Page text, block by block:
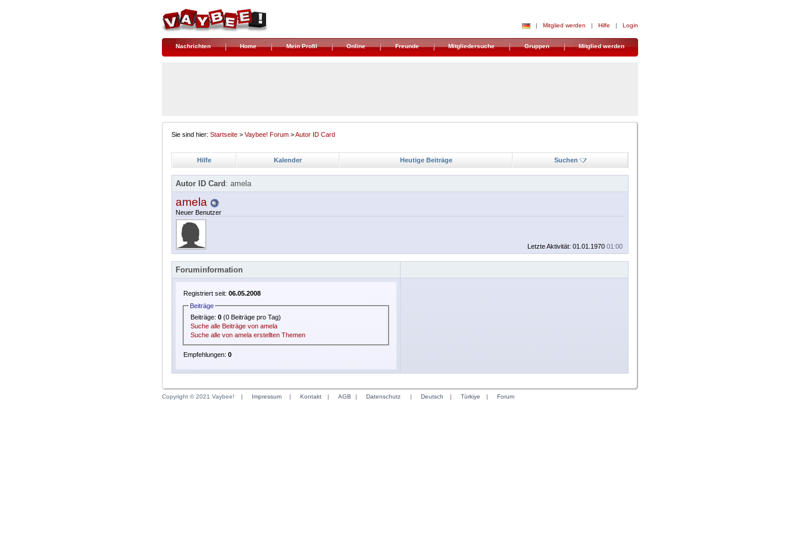
| Mitglied werden | Hilfe | Login
Nachrichten Home Mein Profil Online Freunde Mitgliedersuche Gruppen Mitglied werden
Sie sind hier: Startseite > Vaybee! Forum >Autor ID Card
Hilfe Kalender Heutige Beiträge Suchen
Autor ID Card : amela
amela
Neuer Benutzer
Letzte Aktivität: 01.01.1970 01:00
Foruminformation
Registriert seit: 06.05.2008
Beiträge
Beiträge:0 (0 Beiträge pro Tag)
Suche alle Beiträge von amela
Suche alle von amela erstellten Themen
Empfehlungen: 0
Copyright © 2021 Vaybee! | Impressum | Kontakt | AGB | Datenschutz | Deutsch | Türkiye | Forum